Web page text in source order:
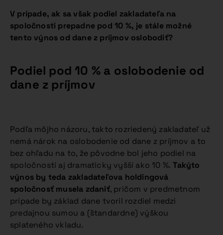
V prípade, ak sa však podiel zakladateľa na
spoločnosti prepadne pod 10 %, je stále možné
tento výnos od dane z príjmov oslobodiť?
Podiel pod 10 % a oslobodenie od
dane z príjmov
Podľa môjho názoru, takto rozriedený zakladateľ už
nemá nárok na oslobodenie od dane z príjmov a to
bez ohľadu na to, že pôvodne bol jeho podiel na
spoločností aj dramaticky vyšší ako 10 %.Takýto
výnos by teda zakladateľova holdingová
spoločnosť musela zdaniť, pričom v predmetnom
prípade by základ dane tvoril rozdiel medzi
predajnou sumou a (štandardne) výškou
splateného vkladu.